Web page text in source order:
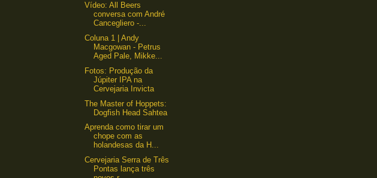
Vídeo: All Beers
conversa com André
Cancegliero -...
Coluna 1 | Andy
Macgowan - Petrus
Aged Pale, Mikke...
Fotos: Produção da
Júpiter IPA na
Cervejaria Invicta
The Master of Hoppets:
Dogfish Head Sahtea
Aprenda como tirar um
chope com as
holandesas da H...
Cervejaria Serra de Três
Pontas lança três